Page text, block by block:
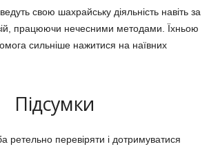
свою шахрайську діяльність навіть за
працюючи нечесними методами. Їхньою
сильніше нажитися на наївних
Підсумки
ретельно перевіряти і дотримуватися